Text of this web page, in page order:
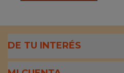
DE TU INTERÉS